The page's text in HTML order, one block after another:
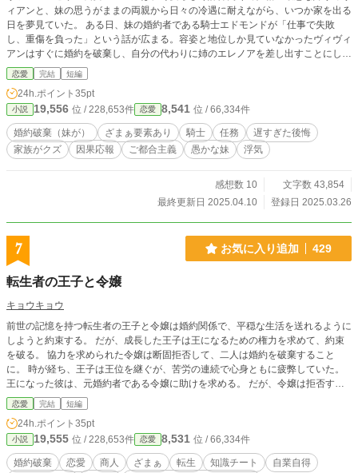
ィアンと、妹の思うがままの両親から日々の冷遇に耐えながら、いつか家を出る
日を夢見ていた。 ある日、妹の婚約者である騎士エドモンドが「仕事で失敗
し、重傷を負った」という話が広まる。容姿と地位しか見ていなかったヴィヴィ
アンはすぐに婚約を破棄し、自分の代わりに姉のエレノアを差し出すことにし
た。 ※過去に使用した設定や展開などを再利用しています。 ※カクヨムにも掲
載中です。
恋愛 完結 短編
24h.ポイント 35pt
小説 19,556 位 / 228,653件 恋愛 8,541 位 / 66,334件
婚約破棄（妹が） ざまぁ要素あり 騎士 任務
遅すぎた後悔
家族がクズ
因果応報 ご都合主義 愚かな妹 浮気
感想数 10
文字数 43,854
最終更新日 2025.04.10
登録日 2025.03.26
7 お気に入り追加 429
転生者の王子と令嬢
キョウキョウ
前世の記憶を持つ転生者の王子と令嬢は婚約関係で、平穏な生活を送れるように
しようと約束する。 だが、成長した王子は王になるための権力を求めて、約束
を破る。 協力を求められた令嬢は断固拒否して、二人は婚約を破棄すること
に。 時が経ち、王子は王位を継ぐが、苦労の連続で心身ともに疲弊していた。
王になった彼は、元婚約者である令嬢に助けを求める。 だが、令嬢は拒否す
る。令嬢は、王になった彼が自ら選んだ道であり、無理したからこその結果だと
諭す。 後悔するのならば、あの時に野心など無視して平穏を求めるべきだっ
た。 王子の野望と令嬢の平穏な生活への想いが交錯する中で、二人の転生者が
自分たちの生き方や幸せとは何かを模索する物語。 ※設定ゆるめ、ご都合主義
の作品です。 ※カクヨムにも掲載中です。
恋愛 完結 短編
24h.ポイント 35pt
小説 19,555 位 / 228,653件 恋愛 8,531 位 / 66,334件
婚約破棄 恋愛 商人 ざまぁ 転生 知識チート
自業自得